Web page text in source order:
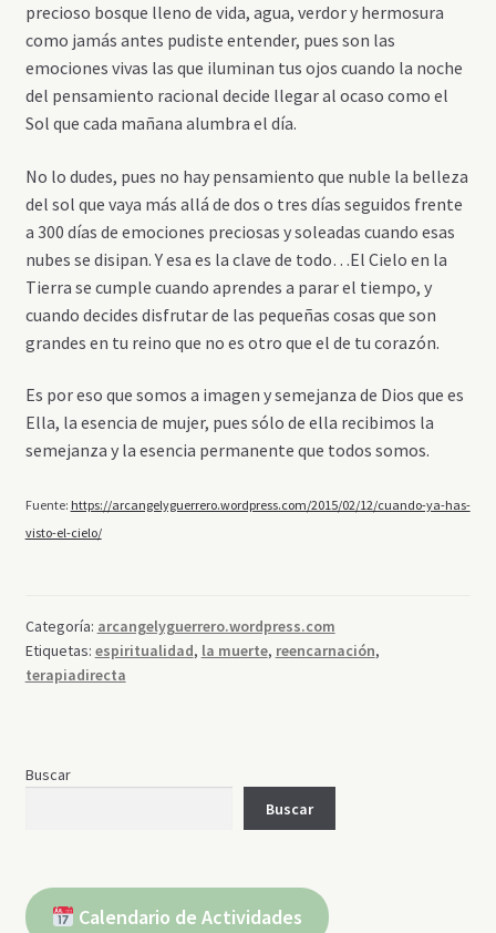
precioso bosque lleno de vida, agua, verdor y hermosura
como jamás antes pudiste entender, pues son las
emociones vivas las que iluminan tus ojos cuando la noche
del pensamiento racional decide llegar al ocaso como el
Sol que cada mañana alumbra el día.
No lo dudes, pues no hay pensamiento que nuble la belleza
del sol que vaya más allá de dos o tres días seguidos frente
a 300 días de emociones preciosas y soleadas cuando esas
nubes se disipan. Y esa es la clave de todo…El Cielo en la
Tierra se cumple cuando aprendes a parar el tiempo, y
cuando decides disfrutar de las pequeñas cosas que son
grandes en tu reino que no es otro que el de tu corazón.
Es por eso que somos a imagen y semejanza de Dios que es
Ella, la esencia de mujer, pues sólo de ella recibimos la
semejanza y la esencia permanente que todos somos.
Fuente: https://arcangelyguerrero.wordpress.com/2015/02/12/cuando-ya-has-
visto-el-cielo/
Categoría: arcangelyguerrero.wordpress.com
Etiquetas: espiritualidad, la muerte, reencarnación,
terapiadirecta
Buscar
Buscar
Calendario de Actividades